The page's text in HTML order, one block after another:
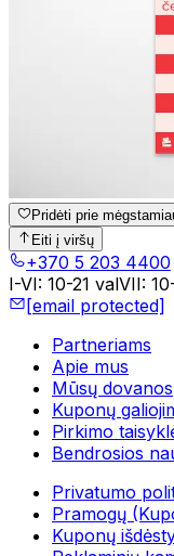
Pridėti prie
Eiti į viršų
+370 5 203 4400
I-VI: 10-21 valVII:
[email protected]
Partneriams
Apie mus
Mūsų dovanos
Kuponų
Pirkimo
Bendrosios
Privatumo
Pramogų
Kuponų